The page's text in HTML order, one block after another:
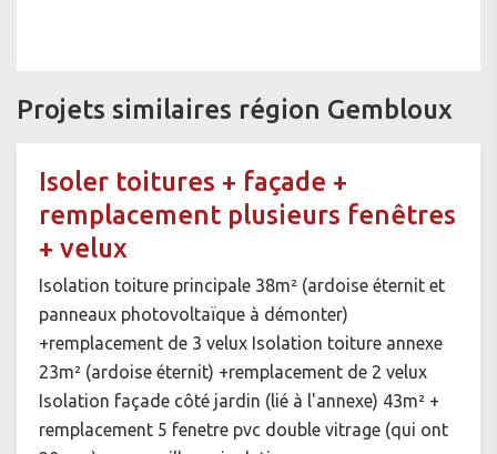
Projets similaires région Gembloux
Isoler toitures + façade +
remplacement plusieurs fenêtres
+ velux
Isolation toiture principale 38m² (ardoise éternit et
panneaux photovoltaïque à démonter)
+remplacement de 3 velux Isolation toiture annexe
23m² (ardoise éternit) +remplacement de 2 velux
Isolation façade côté jardin (lié à l'annexe) 43m² +
remplacement 5 fenetre pvc double vitrage (qui ont